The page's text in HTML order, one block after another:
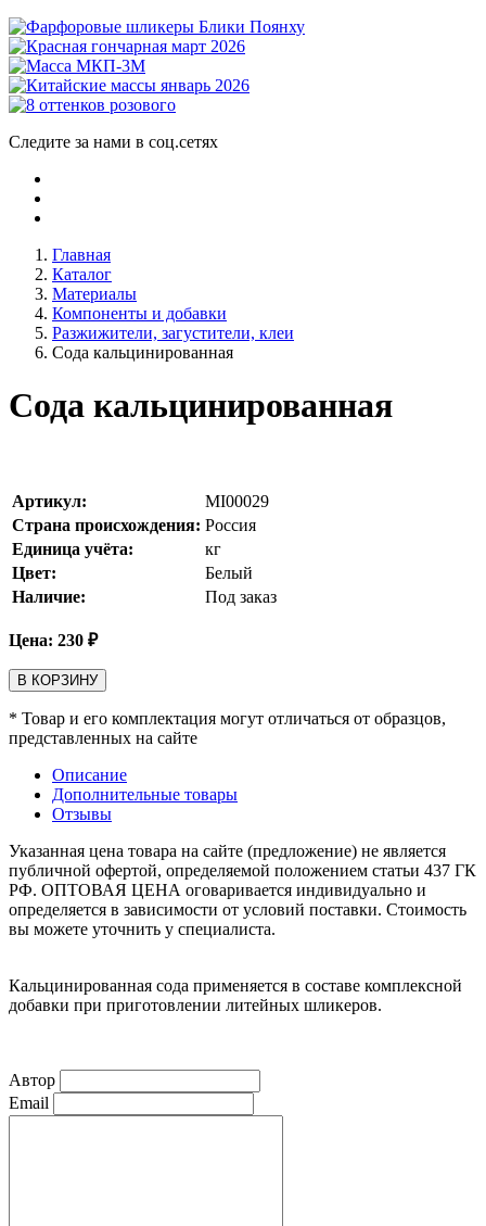
Следите за нами в соц.сетях
Главная
Каталог
Материалы
Компоненты и добавки
Разжижители, загустители, клеи
Сода кальцинированная
Сода кальцинированная
Артикул:
MI00029
Страна происхождения: Россия
Единица учёта:
кг
Цвет:
Белый
Наличие:
Под заказ
Цена: 230 ₽
В КОРЗИНУ
* Товар и его комплектация могут отличаться от образцов,
представленных на сайте
Описание
Дополнительные товары
Отзывы
Указанная цена товара на сайте (предложение) не является
публичной офертой, определяемой положением статьи 437 ГК
РФ. ОПТОВАЯ ЦЕНА оговаривается индивидуально и
определяется в зависимости от условий поставки. Стоимость
вы можете уточнить у специалиста.
Кальцинированная сода применяется в составе комплексной
добавки при приготовлении литейных шликеров.
Автор
Email